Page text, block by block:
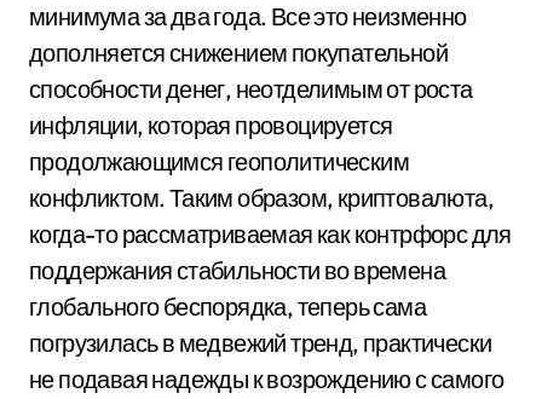
минимума за два года. Все это неизменно
дополняется снижением покупательной
способности денег, неотделимым от роста
инфляции, которая провоцируется
продолжающимся геополитическим
конфликтом. Таким образом, криптовалюта,
когда-то рассматриваемая как контрфорс для
поддержания стабильности во времена
глобального беспорядка, теперь сама
погрузилась в медвежий тренд, практически
не подавая надежды к возрождению с самого